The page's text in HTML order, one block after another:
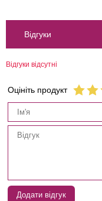
Відгуки
Відгуки відсутні
Оцініть продукт
Додати відгук